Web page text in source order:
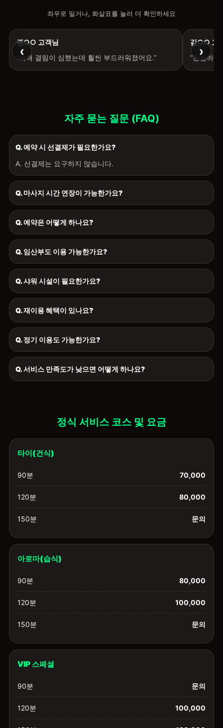
좌우로 밀거나, 화살표를 눌러 더 확인하세요
‹
권○○ 고객님
“어깨 결림이 심했는데 훨씬 부드러워졌어요.”
김○○ 고
“친절하
›
자주 묻는 질문 (FAQ)
Q. 예약 시 선결제가 필요한가요?
A. 선결제는 요구하지 않습니다.
Q. 마사지 시간 연장이 가능한가요?
Q. 예약은 어떻게 하나요?
Q. 임산부도 이용 가능한가요?
Q. 샤워 시설이 필요한가요?
Q. 재이용 혜택이 있나요?
Q. 정기 이용도 가능한가요?
Q. 서비스 만족도가 낮으면 어떻게 하나요?
정식 서비스 코스 및 요금
타이(건식)
90분 70,000
120분 80,000
150분 문의
아로마(습식)
90분 80,000
120분 100,000
150분 문의
VIP 스페셜
90분 문의
120분 100,000